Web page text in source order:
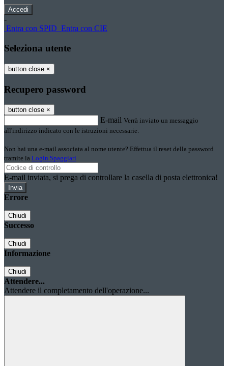
-
Entra con SPID Entra con CIE
Seleziona utente
button close ×
Recupero password
button close ×
E-mail Verrà inviato un messaggio
all'indirizzo indicato con le istruzioni necessarie.
Non hai una e-mail associata al nome utente? Effettua il reset della password
tramite la Login Spaggiari
E-mail inviata, si prega di controllare la casella di posta elettronica!
Errore
Chiudi
Successo
Chiudi
Informazione
Chiudi
Attendere...
Attendere il completamento dell'operazione...